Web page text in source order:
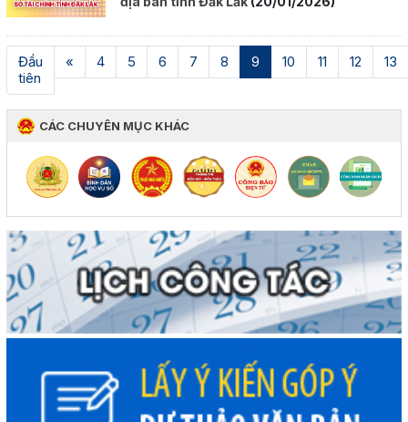
Đầu
tiên
« 4 5 6 7 8 9 (current)
10 11 12 13
CÁC CHUYÊN MỤC KHÁC